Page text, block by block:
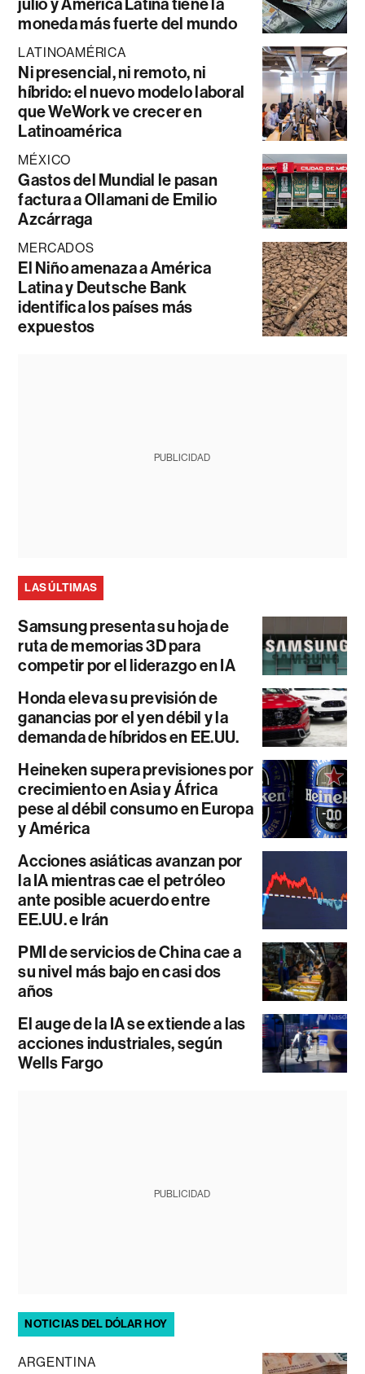
julio y América Latina tiene la
moneda más fuerte del mundo
LATINOAMÉRICA
Ni presencial, ni remoto, ni
híbrido: el nuevo modelo laboral
que WeWork ve crecer en
Latinoamérica
MÉXICO
Gastos del Mundial le pasan
factura a Ollamani de Emilio
Azcárraga
MERCADOS
El Niño amenaza a América
Latina y Deutsche Bank
identifica los países más
expuestos
PUBLICIDAD
LAS ÚLTIMAS
Samsung presenta su hoja de
ruta de memorias 3D para
competir por el liderazgo en IA
Honda eleva su previsión de
ganancias por el yen débil y la
demanda de híbridos en EE.UU.
Heineken supera previsiones por
crecimiento en Asia y África
pese al débil consumo en Europa
y América
Acciones asiáticas avanzan por
la IA mientras cae el petróleo
ante posible acuerdo entre
EE.UU. e Irán
PMI de servicios de China cae a
su nivel más bajo en casi dos
años
El auge de la IA se extiende a las
acciones industriales, según
Wells Fargo
PUBLICIDAD
NOTICIAS DEL DÓLAR HOY
ARGENTINA